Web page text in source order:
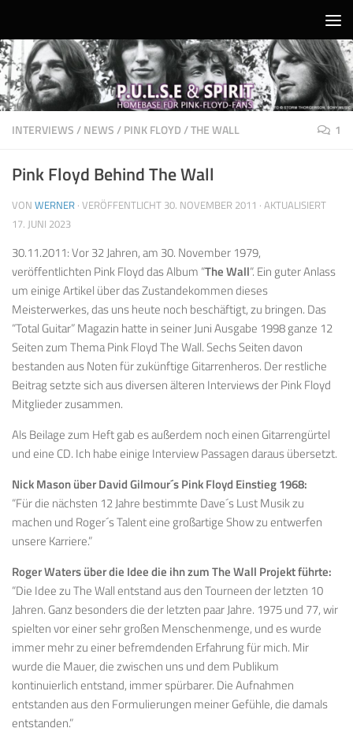
INTERVIEWS/NEWS/PINK FLOYD/THE WALL 1
Pink Floyd Behind The Wall
VON WERNER · VERÖFFENTLICHT 30. NOVEMBER 2011 · AKTUALISIERT
17. JUNI 2023
30.11.2011: Vor 32 Jahren, am 30. November 1979,
veröffentlichten Pink Floyd das Album “The Wall“. Ein guter Anlass
um einige Artikel über das Zustandekommen dieses
Meisterwerkes, das uns heute noch beschäftigt, zu bringen. Das
“Total Guitar” Magazin hatte in seiner Juni Ausgabe 1998 ganze 12
Seiten zum Thema Pink Floyd The Wall. Sechs Seiten davon
bestanden aus Noten für zukünftige Gitarrenheros. Der restliche
Beitrag setzte sich aus diversen älteren Interviews der Pink Floyd
Mitglieder zusammen.
Als Beilage zum Heft gab es außerdem noch einen Gitarrengürtel
und eine CD. Ich habe einige Interview Passagen daraus übersetzt.
Nick Mason über David Gilmour´s Pink Floyd Einstieg 1968:
“Für die nächsten 12 Jahre bestimmte Dave´s Lust Musik zu
machen und Roger´s Talent eine großartige Show zu entwerfen
unsere Karriere.”
Roger Waters über die Idee die ihn zum The Wall Projekt führte:
“Die Idee zu The Wall entstand aus den Tourneen der letzten 10
Jahren. Ganz besonders die der letzten paar Jahre. 1975 und 77, wir
spielten vor einer sehr großen Menschenmenge, und es wurde
immer mehr zu einer befremdenden Erfahrung für mich. Mir
wurde die Mauer, die zwischen uns und dem Publikum
kontinuierlich entstand, immer spürbarer. Die Aufnahmen
entstanden aus den Formulierungen meiner Gefühle, die damals
entstanden.”